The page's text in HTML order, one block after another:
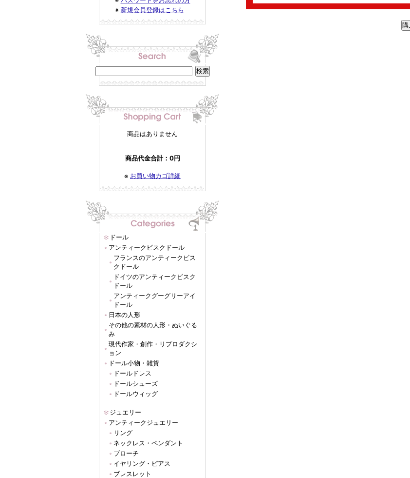
※ 新規会員登録はこちら
商品はありません
商品代金合計：0円
※ お買い物カゴ詳細
ドール
アンティークビスクドール
フランスのアンティークビス
クドール
ドイツのアンティークビスク
ドール
アンティークグーグリーアイ
ドール
日本の人形
その他の素材の人形・ぬいぐる
み
現代作家・創作・リプロダクシ
ョン
ドール小物・雑貨
ドールドレス
ドールシューズ
ドールウィッグ
ジュエリー
アンティークジュエリー
リング
ネックレス・ペンダント
ブローチ
イヤリング・ピアス
ブレスレット